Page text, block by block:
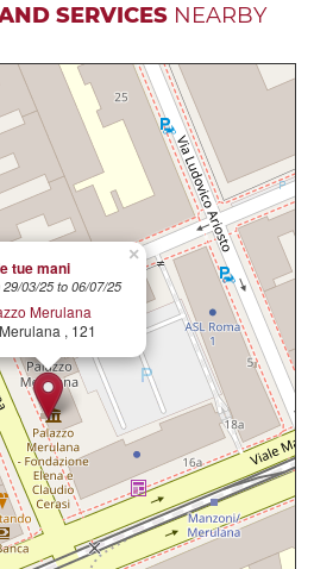
SERVICES NEARBY
×
tue mani
29/03/25 to 06/07/25
Merulana
, 121